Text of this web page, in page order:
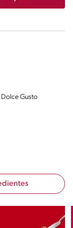
Dolce Gusto